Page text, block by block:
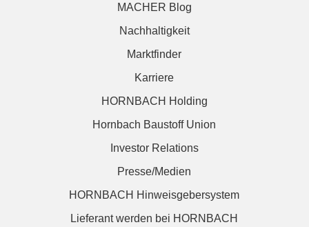
MACHER Blog
Nachhaltigkeit
Marktfinder
Karriere
HORNBACH Holding
Hornbach Baustoff Union
Investor Relations
Presse/Medien
HORNBACH Hinweisgebersystem
Lieferant werden bei HORNBACH